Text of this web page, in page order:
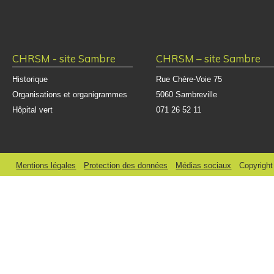
CHRSM - site Sambre
Historique
Organisations et organigrammes
Hôpital vert
CHRSM – site Sambre
Rue Chère-Voie 75
5060 Sambreville
071 26 52 11
Mentions légales Protection des données Médias sociaux